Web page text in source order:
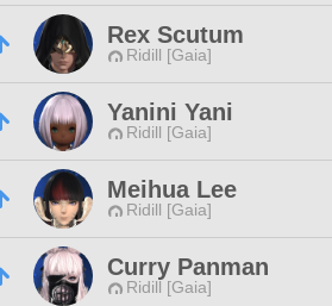
Rex Scutum
Ridill [Gaia]
Yanini Yani
Ridill [Gaia]
Meihua Lee
Ridill [Gaia]
Curry Panman
Ridill [Gaia]